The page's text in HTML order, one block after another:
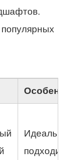
Идеально
подходит